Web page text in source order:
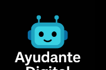
contenido